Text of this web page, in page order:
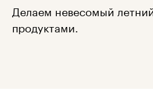
Делаем невесомый
продуктами.